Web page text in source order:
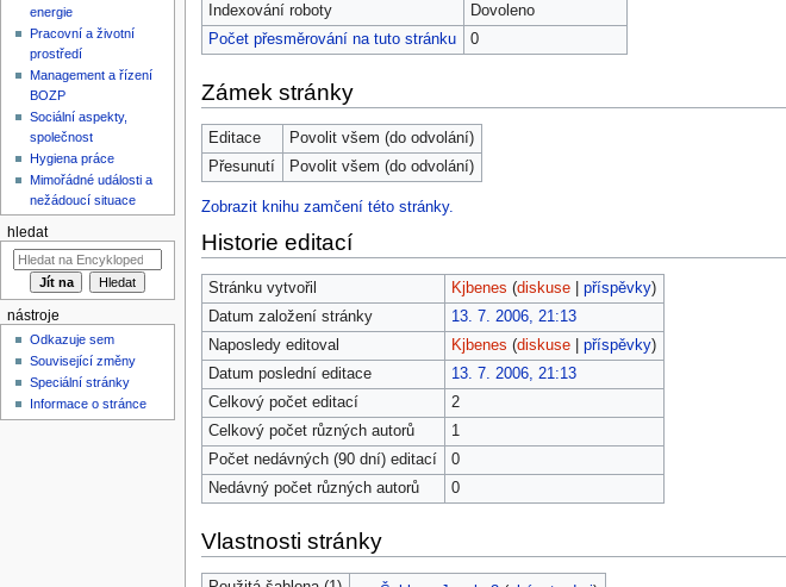
Indexování roboty
Dovoleno
Počet přesměrování na tuto stránku
0
Zámek stránky
Editace
Povolit všem (do odvolání)
Přesunutí
Povolit všem (do odvolání)
Zobrazit knihu zamčení této stránky.
Historie editací
Stránku vytvořil Kjbenes (diskuse| příspěvky)
Datum založení stránky
13. 7. 2006, 21:13
Naposledy editoval
Kjbenes (diskuse| příspěvky)
Datum poslední editace
13. 7. 2006, 21:13
Celkový počet editací
2
Celkový počet různých autorů
1
Počet nedávných (90 dní) editací
0
Nedávný počet různých autorů
0
Vlastnosti stránky
energie
Pracovní a životní
prostředí
Management a řízení
BOZP
Sociální aspekty,
společnost
Hygiena práce
Mimořádné události a
nežádoucí situace
hledat
nástroje
Odkazuje sem
Související změny
Speciální stránky
Informace o stránce